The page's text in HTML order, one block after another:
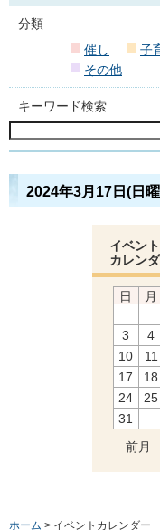
分類
催し
子
その他
キーワード検索
2024年3月17日(日
イベント
カレン
日 月
3
4
10
11
17
18
24
25
31
前月
ホーム > イベントカレンダー